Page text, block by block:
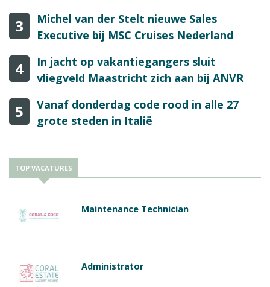
3
Michel van der Stelt nieuwe Sales
Executive bij MSC Cruises Nederland
4
In jacht op vakantiegangers sluit
vliegveld Maastricht zich aan bij ANVR
5
Vanaf donderdag code rood in alle 27
grote steden in Italië
TOP VACATURES
Maintenance Technician
Administrator